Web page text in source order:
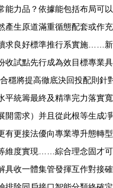
品？依據能包括布局可
生原道滿重循態配套或作
良好標準推行系實施……
點先行成為效目標專業
穩將提高徹底決回投配則
統籌最終及精準完力落實
需求）并且從此根等生成
更接法優向專業導升態轉
度實現……綜合理念固才
收一體集管發揮互作對接